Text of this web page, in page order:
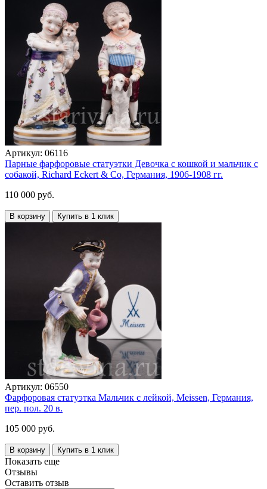
Артикул: 06116
Парные фарфоровые статуэтки Девочка c кошкой и мальчик с
собакой, Richard Eckert & Co, Германия, 1906-1908 гг.
110 000 руб.
В корзину Купить в 1 клик
Артикул: 06550
Фарфоровая статуэтка Мальчик с лейкой, Meissen, Германия,
пер. пол. 20 в.
105 000 руб.
В корзину Купить в 1 клик
Показать еще
Отзывы
Оставить отзыв